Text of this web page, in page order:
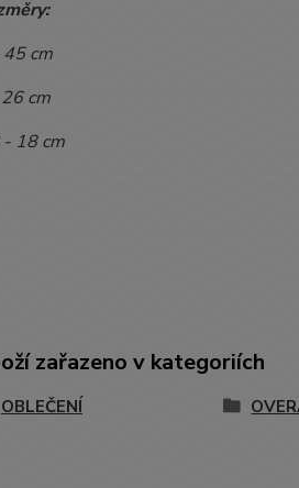
cm
cm
18 cm
zařazeno v kategoriích
OBLEČENÍ